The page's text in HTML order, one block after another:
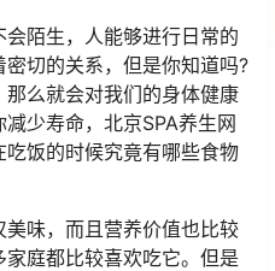
陌生，人能够进行日常的
切的关系，但是你知道吗?
么就会对我们的身体健康
少寿命，北京SPA养生网
饭的时候究竟有哪些食物
味，而且营养价值也比较
庭都比较喜欢吃它。但是